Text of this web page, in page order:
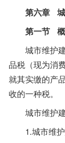
第六章 城
第一节 概
城市维护建
品税（现为消
就其实缴的产
收的一种税。
城市维护建
1.城市维护